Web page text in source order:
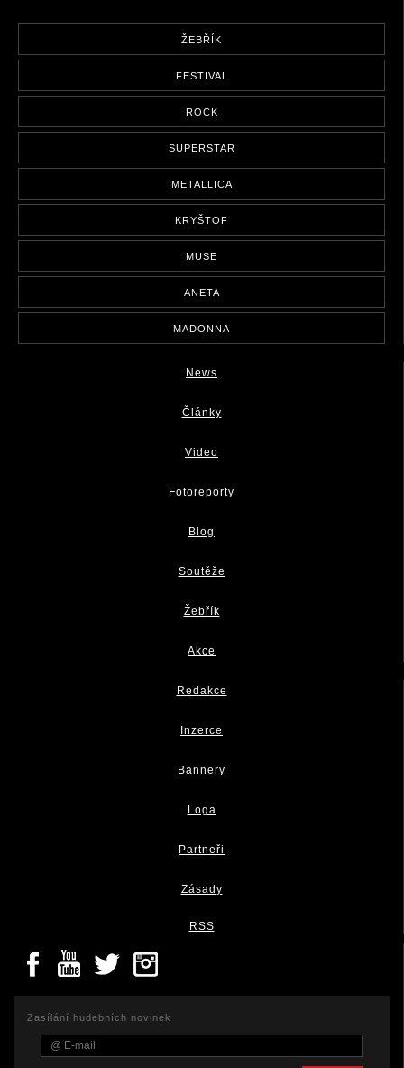
ŽEBŘÍK
FESTIVAL
ROCK
SUPERSTAR
METALLICA
KRYŠTOF
MUSE
ANETA
MADONNA
News
Články
Video
Fotoreporty
Blog
Soutěže
Žebřík
Akce
Redakce
Inzerce
Bannery
Loga
Partneři
Zásady
RSS
Zasílání hudebních novinek